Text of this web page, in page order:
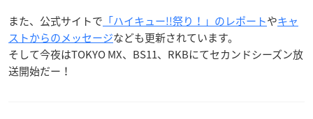
また、公式サイトで 「ハイキュー!!祭り！」のレポートやキャ
ストからのメッセージなども更新されています。
そして今夜はTOKYO MX、BS11、RKBにてセカンドシーズン放
送開始だー！